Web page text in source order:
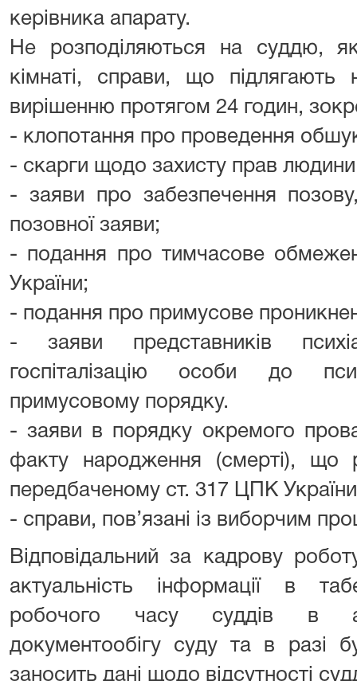
керівника апарату.
Не розподіляються на суддю,
кімнаті, справи, що підлягають
вирішенню протягом 24 годин,
- клопотання про проведення
- скарги щодо захисту прав
- заяви про забезпечення
позовної заяви;
- подання про тимчасове
України;
- подання про примусове
- заяви представників
госпіталізацію особи до
примусовому порядку.
- заяви в порядку окремого
факту народження (смерті), що
передбаченому ст. 317 ЦПК
- справи, пов’язані із виборчим
Відповідальний за кадрову
актуальність інформації в
робочого часу суддів в
документообігу суду та в разі
заносить дані щодо відсутності